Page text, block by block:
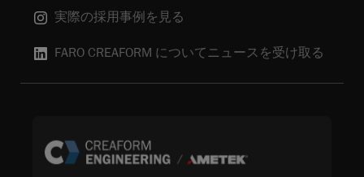
実際の採用事例を見る
FARO CREAFORM についてニュースを受け取る